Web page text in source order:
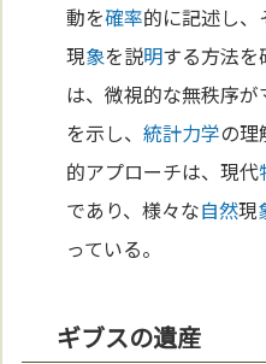
動を確率的に記述し
現象を説明する方法
は、微視的な無秩序
を示し、統計力学の理
的アプローチは、現代
であり、様々な自然現
っている。
ギブスの遺産